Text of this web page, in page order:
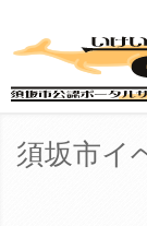
須坂市イ